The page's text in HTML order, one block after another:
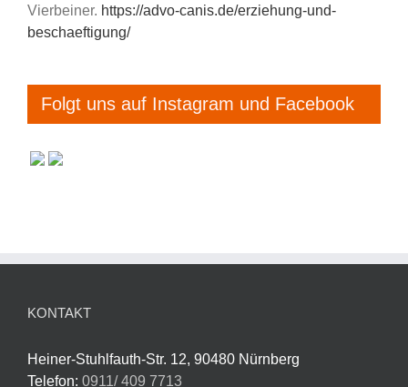
Vierbeiner. https://advo-canis.de/erziehung-und-
beschaeftigung/
Folgt uns auf Instagram und Facebook
KONTAKT
Heiner-Stuhlfauth-Str. 12, 90480 Nürnberg
Telefon: 0911/ 409 7713